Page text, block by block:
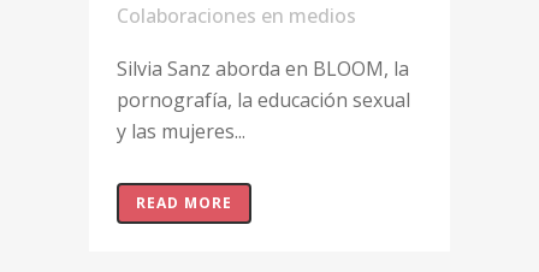
Colaboraciones en medios
Silvia Sanz aborda en BLOOM, la
pornografía, la educación sexual
y las mujeres...
READ MORE